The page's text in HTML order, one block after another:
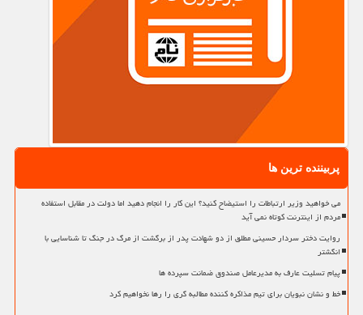
پربیننده ترین ها
می خواهید وزیر ارتباطات را استیضاح کنید؟ این کار را انجام دهید اما دولت در مقابل استفاده
مردم از اینترنت کوتاه نمی آید
روایت دختر سردار حسینی مطلق از دو شهادت پدر از برگشت از مرگ در جنگ تا شناسایی با
انگشتر
پیام تسلیت عارف به مدیرعامل صندوق ضمانت سپرده ها
خط و نشان نبویان برای تیم مذاکره کننده مطالبه گری را رها نخواهیم کرد